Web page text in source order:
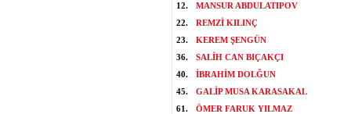
12.
MANSUR ABDULATIPOV
22.
REMZİ KILINÇ
23.
KEREM ŞENGÜN
36.
SALİH CAN BIÇAKÇI
40.
İBRAHİM DOLĞUN
45.
GALİP MUSA KARASAKAL
61.
ÖMER FARUK YILMAZ